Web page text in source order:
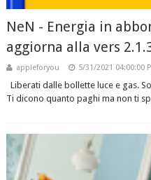
NeN - Energia in
aggiorna alla vers
appleforyou 5/31/2021 04:00:00
Liberati dalle bollette luce e gas.
Ti dicono quanto paghi ma non ti